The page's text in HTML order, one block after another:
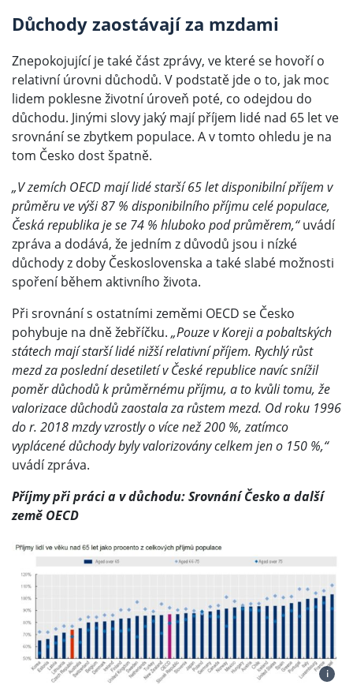
Důchody zaostávají za mzdami
Znepokojující je také část zprávy, ve které se hovoří o
relativní úrovni důchodů. V podstatě jde o to, jak moc
lidem poklesne životní úroveň poté, co odejdou do
důchodu. Jinými slovy jaký mají příjem lidé nad 65 let ve
srovnání se zbytkem populace. A v tomto ohledu je na
tom Česko dost špatně.
„V zemích OECD mají lidé starší 65 let disponibilní příjem v
průměru ve výši 87 % disponibilního příjmu celé populace,
Česká republika je se 74 % hluboko pod průměrem,“uvádí
zpráva a dodává, že jedním z důvodů jsou i nízké
důchody z doby Československa a také slabé možnosti
spoření během aktivního života.
Při srovnání s ostatními zeměmi OECD se Česko
pohybuje na dně žebříčku.„Pouze v Koreji a pobaltských
státech mají starší lidé nižší relativní příjem. Rychlý růst
mezd za poslední desetiletí v České republice navíc snížil
poměr důchodů k průměrnému příjmu, a to kvůli tomu, že
valorizace důchodů zaostala za růstem mezd. Od roku 1996
do r. 2018 mzdy vzrostly o více než 200 %, zatímco
vyplácené důchody byly valorizovány celkem jen o 150 %,“
uvádí zpráva.
Příjmy při práci a v důchodu: Srovnání Česko a další
země OECD
i